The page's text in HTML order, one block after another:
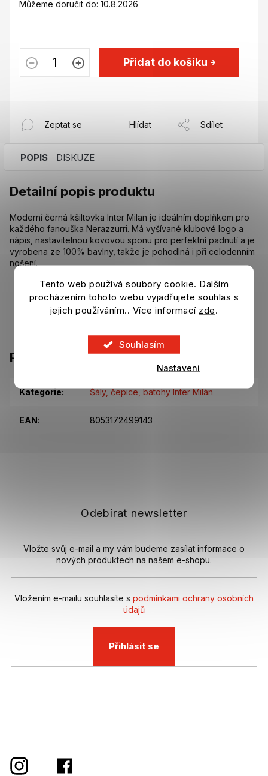
Tento web používá soubory cookie. Dalším
procházením tohoto webu vyjadřujete souhlas s
jejich používáním.. Více informací zde.
Souhlasím
Nastavení
Můžeme doručit do: 10.8.2026
Přidat do košíku
Zeptat se Hlídat Sdílet
POPIS DISKUZE
Detailní popis produktu
Moderní černá kšiltovka Inter Milan je ideálním doplňkem pro
každého fanouška Nerazzurri. Má vyšívané klubové logo a
nápis, nastavitelnou kovovou sponu pro perfektní padnutí a je
vyrobena ze 100% bavlny, takže je pohodlná i při celodenním
nošení.
Barva: černá
Vyšívané logo a nápis Inter
Nastavitelná kovová spona
Parametry
Kategorie: Šály, čepice, batohy Inter Milán
EAN: 8053172499143
Odebírat newsletter
Vložte svůj e-mail a my vám budeme zasílat informace o
nových produktech na našem e-shopu.
Vložením e-mailu souhlasíte s podmínkami ochrany osobních
údajů
Přihlásit se